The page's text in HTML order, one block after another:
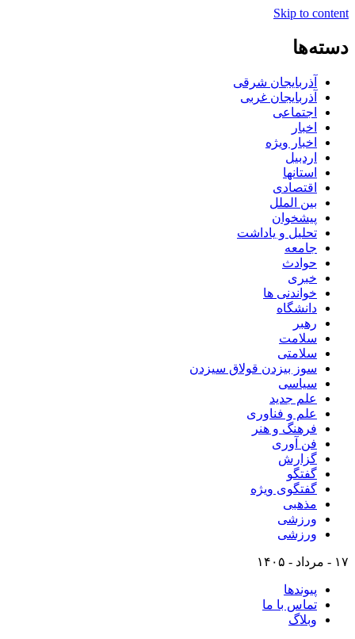
Skip to content
دسته‌ها
آذربایجان شرقی
آذربایجان غربی
اجتماعی
اخبار
اخبار ویژه
اردبیل
استانها
اقتصادی
بین الملل
پیشخوان
تحلیل و یاداشت
جامعه
حوادث
خبری
خواندنی ها
دانشگاه
رهبر
سلامت
سلامتی
سوز بیزدن قولاق سیزدن
سیاسی
علم جدید
علم و فناوری
فرهنگ و هنر
فن آوری
گزارش
گفتگو
گفتگوی ویژه
مذهبی
ورزشی
ورزشی
۱۷ - مرداد - ۱۴۰۵
پیوندها
تماس با ما
وبلاگ